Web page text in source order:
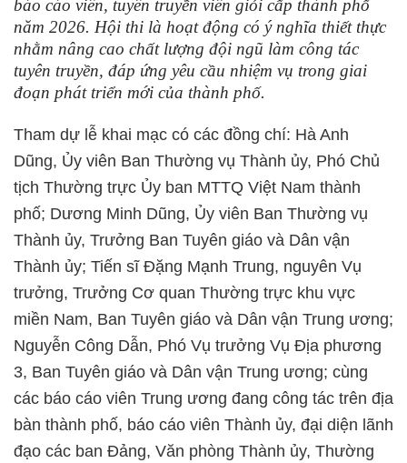
báo cáo viên, tuyên truyền viên giỏi cấp thành phố
năm 2026. Hội thi là hoạt động có ý nghĩa thiết thực
nhằm nâng cao chất lượng đội ngũ làm công tác
tuyên truyền, đáp ứng yêu cầu nhiệm vụ trong giai
đoạn phát triển mới của thành phố.
Tham dự lễ khai mạc có các đồng chí: Hà Anh
Dũng, Ủy viên Ban Thường vụ Thành ủy, Phó Chủ
tịch Thường trực Ủy ban MTTQ Việt Nam thành
phố; Dương Minh Dũng, Ủy viên Ban Thường vụ
Thành ủy, Trưởng Ban Tuyên giáo và Dân vận
Thành ủy; Tiến sĩ Đặng Mạnh Trung, nguyên Vụ
trưởng, Trưởng Cơ quan Thường trực khu vực
miền Nam, Ban Tuyên giáo và Dân vận Trung ương;
Nguyễn Công Dẫn, Phó Vụ trưởng Vụ Địa phương
3, Ban Tuyên giáo và Dân vận Trung ương; cùng
các báo cáo viên Trung ương đang công tác trên địa
bàn thành phố, báo cáo viên Thành ủy, đại diện lãnh
đạo các ban Đảng, Văn phòng Thành ủy, Thường